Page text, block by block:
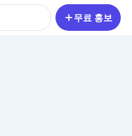
무료 홍보